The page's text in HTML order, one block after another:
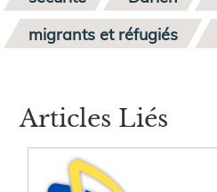
migrants et réfugiés
Articles Liés